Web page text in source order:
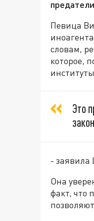
Певица
словам,
которое,
Это
- заявила
Она
факт, что